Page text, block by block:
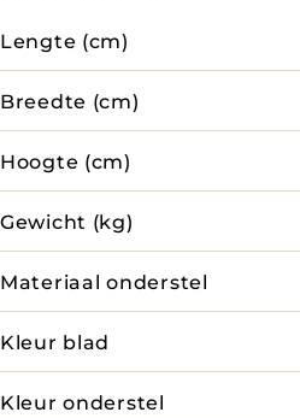
Lengte (cm)
Breedte (cm)
Hoogte (cm)
Gewicht (kg)
Materiaal onderstel
Kleur blad
Kleur onderstel